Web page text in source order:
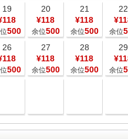
19
500
20
¥118
余位500
21
¥118
余位500
22
余位
26
500
27
¥118
余位500
28
¥118
余位500
29
余位